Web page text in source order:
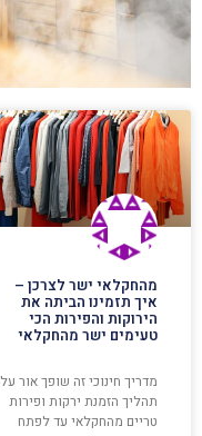
מהחקלאי ישר לצרכן –
איך תזמינו הביתה את
הירוקות והפירות הכי
טעימים ישר מהחקלאי
מדריך חינוכי זה שופך אור על
תהליך הזמנת ירקות ופירות
טריים מהחקלאי עד לפתח